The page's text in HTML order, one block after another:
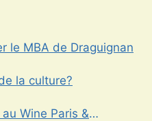
le MBA de Draguignan
la culture?
Wine Paris &